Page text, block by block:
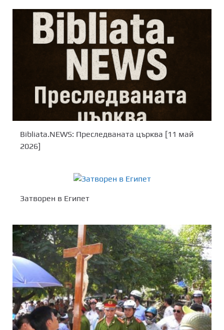
Bibliata.NEWS: Преследваната църква [11 май
2026]
Затворен в Египет